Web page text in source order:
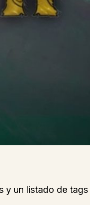
y un listado de tags